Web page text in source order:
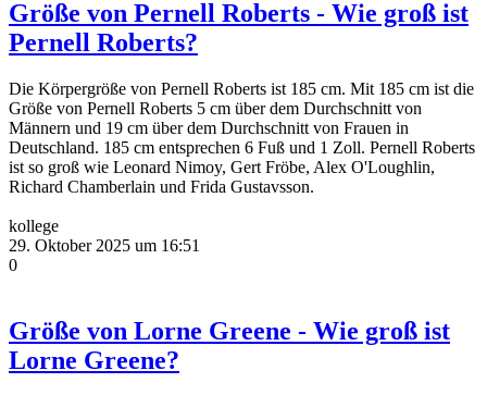
Größe von Pernell Roberts - Wie groß ist
Pernell Roberts?
Die Körpergröße von Pernell Roberts ist 185 cm. Mit 185 cm ist die
Größe von Pernell Roberts 5 cm über dem Durchschnitt von
Männern und 19 cm über dem Durchschnitt von Frauen in
Deutschland. 185 cm entsprechen 6 Fuß und 1 Zoll. Pernell Roberts
ist so groß wie Leonard Nimoy, Gert Fröbe, Alex O'Loughlin,
Richard Chamberlain und Frida Gustavsson.
kollege
29. Oktober 2025 um 16:51
0
Größe von Lorne Greene - Wie groß ist
Lorne Greene?